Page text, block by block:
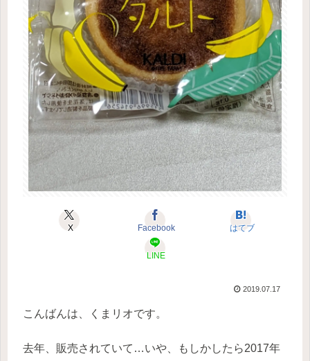
X Facebook はてブ
LINE
2019.07.17
こんばんは、くまリオです。
去年、販売されていて…いや、もしかしたら2017年